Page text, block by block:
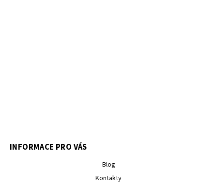
INFORMACE PRO VÁS
Blog
Kontakty